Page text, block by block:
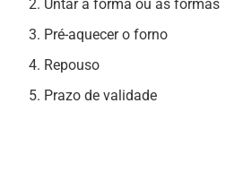
Untar a forma ou as formas
Pré-aquecer o forno
Repouso
Prazo de validade